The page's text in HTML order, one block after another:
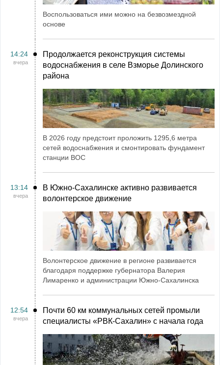
Воспользоваться ими можно на безвозмездной
основе
14:24
вчера
Продолжается реконструкция системы
водоснабжения в селе Взморье Долинского
района
В 2026 году предстоит проложить 1295,6 метра
сетей водоснабжения и смонтировать фундамент
станции ВОС
13:14
вчера
В Южно-Сахалинске активно развивается
волонтерское движение
Волонтерское движение в регионе развивается
благодаря поддержке губернатора Валерия
Лимаренко и администрации Южно-Сахалинска
12:54
вчера
Почти 60 км коммунальных сетей промыли
специалисты «РВК‑Сахалин» с начала года